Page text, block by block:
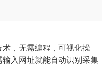
术，无需编程，可视化操
入网址就能自动识别采集